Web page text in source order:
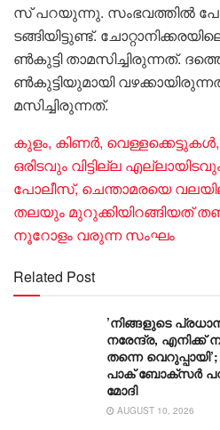
സ് പ​റ​യു​ന്നു. സം​ഭ​വ​ത്തി​ൽ
ട​ങ്ങി​യി​ട്ടു​ണ്ട്.
ൺ​കു​ട്ടി താ​മ​സി​ച്ചി​രു​ന്ന​ത്.
ൺ​കു​ട്ടി​യു​മാ​യി
മ​സി​ച്ചി​രു​ന്ന​ത്.
കുളം, കിണർ,
ഒരിടവും വിട്ടില്ല
പോലീസ്, ചെന്താമരയെ
തലയും മുറുക്കിയിറങ്ങിയത്
നൂറോളം വരുന്ന സംഘം
Related Post
’നിങ്ങളുടെ
നരേന്ദ്ര, എനിക്ക്
തന്നെ
പാക് ബോക്സർ
മോദി
AUGUST 10, 2026